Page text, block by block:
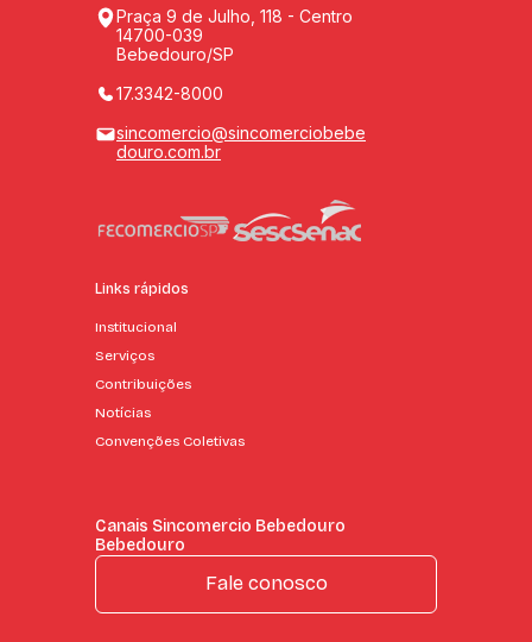
Praça 9 de Julho, 118 - Centro
14700-039
Bebedouro/SP
17.3342-8000
sincomercio@sincomerciobebe
douro.com.br
Links rápidos
Institucional
Serviços
Contribuições
Notícias
Convenções Coletivas
Canais Sincomercio Bebedouro
Bebedouro
Fale conosco